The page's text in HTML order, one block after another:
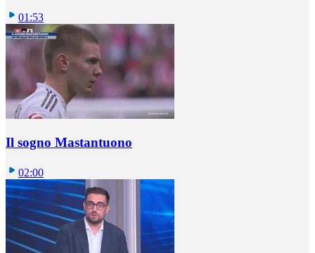
01:53
Il sogno Mastantuono
02:00